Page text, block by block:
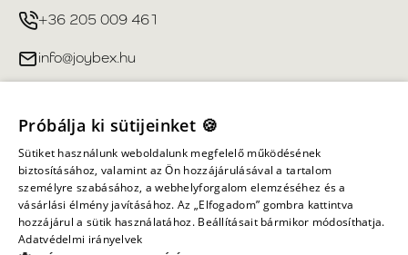
+36 205 009 461
info@joybex.hu
Fiókom
Információ
Próbálja ki sütijeinket 🍪
Sütiket használunk weboldalunk megfelelő működésének
biztosításához, valamint az Ön hozzájárulásával a tartalom
személyre szabásához, a webhelyforgalom elemzéséhez és a
vásárlási élmény javításához. Az „Elfogadom” gombra kattintva
hozzájárul a sütik használatához. Beállításait bármikor módosíthatja.
Adatvédelmi irányelvek